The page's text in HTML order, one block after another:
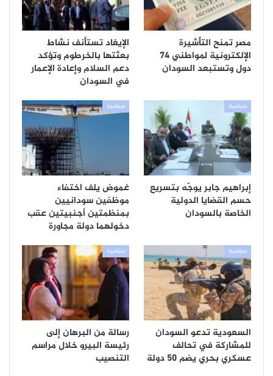
مصر تمنح التأشيرة
الإلكترونية لمواطني 74
دول وتستبعد السودان
الإيغاد تستأنف نشاط
بعثتها بالخرطوم وتؤكد
دعم السلام وإعادة الإعمار
في السودان
سياسية
إبراهيم جابر يوجّه بتسريع
حسم القضايا الدولية
الخاصة بالسودان
سياسية
غموض يلف اختفاء
موظفين سودانيين
بمنظمتين أجنبيتين عقب
دخولهما دولة مجاورة
سياسية
السعودية تدعو السودان
للمشاركة في تحالف
عسكري بحري يضم 50 دولة
سياسية
رسالة من البرهان إلى
رئيسة البيرو خلال مراسم
التنصيب